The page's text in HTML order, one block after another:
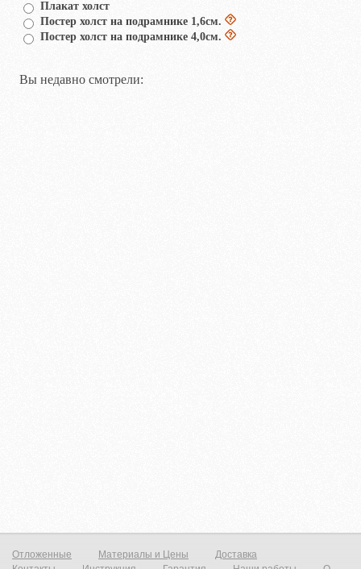
Плакат холст
Постер холст на подрамнике 1,6см.
Постер холст на подрамнике 4,0см.
Вы недавно смотрели:
Отложенные Материалы и Цены
Доставка